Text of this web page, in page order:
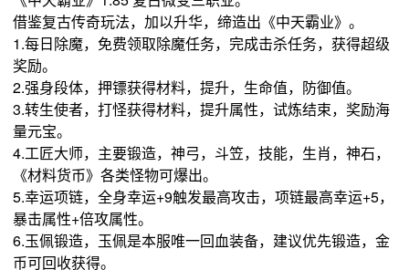
借鉴复古传奇玩法，加以升华，缔造出《中天霸业》。
1.每日除魔，免费领取除魔任务，完成击杀任务，获得超级
奖励。
2.强身段体，押镖获得材料，提升，生命值，防御值。
3.转生使者，打怪获得材料，提升属性，试炼结束，奖励海
量元宝。
4.工匠大师，主要锻造，神弓，斗笠，技能，生肖，神石，
《材料货币》各类怪物可爆出。
5.幸运项链，全身幸运+9触发最高攻击，项链最高幸运+5，
暴击属性+倍攻属性。
6.玉佩锻造，玉佩是本服唯一回血装备，建议优先锻造，金
币可回收获得。